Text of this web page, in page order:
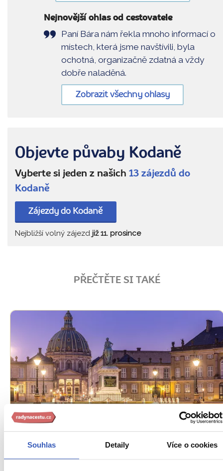
Souhlas Detaily Více o cookies
Nejnovější ohlas od cestovatele
Paní Bára nám řekla mnoho informací o
místech, která jsme navštívili, byla
ochotná, organizačně zdatná a vždy
dobře naladěná.
Zobrazit všechny ohlasy
Objevte půvaby Kodaně
Vyberte si jeden z našich 13 zájezdů do
Kodaně
Zájezdy do Kodaně
Nejbližší volný zájezd již 11. prosince
PŘEČTĚTE SI TAKÉ
Oblíbená místa
Amalienborg Slot: rezidence dánské
královské rodiny